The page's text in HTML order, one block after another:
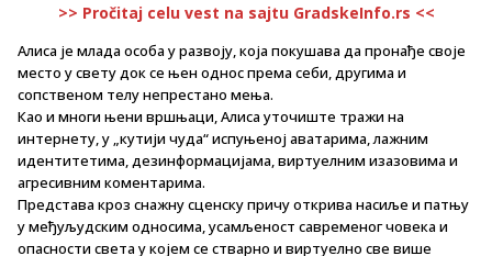
>> Pročitaj celu vest na sajtu GradskeInfo.rs <<
Алиса је млада особа у развоју, која покушава да пронађе своје
место у свету док се њен однос према себи, другима и
сопственом телу непрестано мења.
Као и многи њени вршњаци, Алиса уточиште тражи на
интернету, у „кутији чуда“ испуњеној аватарима, лажним
идентитетима, дезинформацијама, виртуелним изазовима и
агресивним коментарима.
Представа кроз снажну сценску причу открива насиље и патњу
у међуљудским односима, усамљеност савременог човека и
опасности света у којем се стварно и виртуелно све више